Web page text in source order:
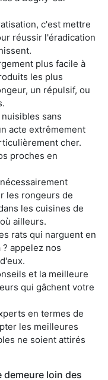
c'est mettre
réussir l'éradication
plus facile à
les plus
un répulsif, ou
sans
acte extrêmement
cher.
proches en
les rongeurs de
les cuisines de
ailleurs.
rats qui narguent en
appelez nos
et la meilleure
qui gâchent votre
en termes de
les meilleures
ne soient attirés
loin des